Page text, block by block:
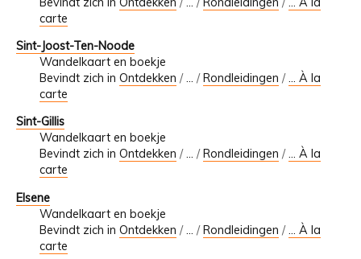
carte
Sint-Joost-Ten-Noode
Wandelkaart en boekje
Bevindt zich in Ontdekken /… /Rondleidingen /... À la
carte
Sint-Gillis
Wandelkaart en boekje
Bevindt zich in Ontdekken /… / Rondleidingen /... À la
carte
Elsene
Wandelkaart en boekje
Bevindt zich in Ontdekken /… /Rondleidingen /... À la
carte